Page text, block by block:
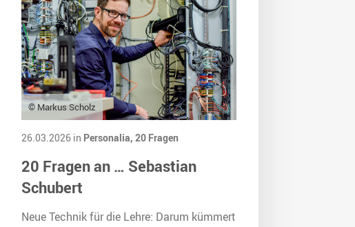
© Markus Scholz
26.03.2026 in Personalia, 20 Fragen
20 Fragen an … Sebastian
Schubert
Neue Technik für die Lehre: Darum kümmert